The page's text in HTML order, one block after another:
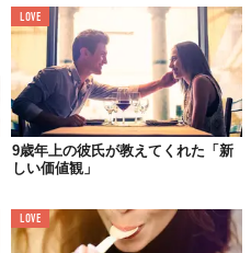
LOVE
9歳年上の彼氏が教えてくれた「新
しい価値観」
LOVE